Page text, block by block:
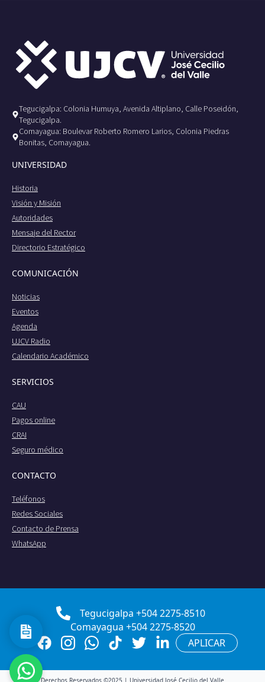
Tegucigalpa: Colonia Humuya, Avenida Altiplano, Calle Poseidón,
Tegucigalpa.
Comayagua: Boulevar Roberto Romero Larios, Colonia Piedras
Bonitas, Comayagua.
UNIVERSIDAD
Historia
Visión y Misión
Autoridades
Mensaje del Rector
Directorio Estratégico
COMUNICACIÓN
Noticias
Eventos
Agenda
UJCV Radio
Calendario Académico
SERVICIOS
CAU
Pagos online
CRAI
Seguro médico
CONTACTO
Teléfonos
Redes Sociales
Contacto de Prensa
WhatsApp
Tegucigalpa +504 2275-8510
Comayagua +504 2275-8520
APLICAR